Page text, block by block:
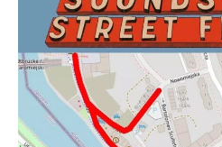
Zapamiętaj moje dane w
pisania kolejnych